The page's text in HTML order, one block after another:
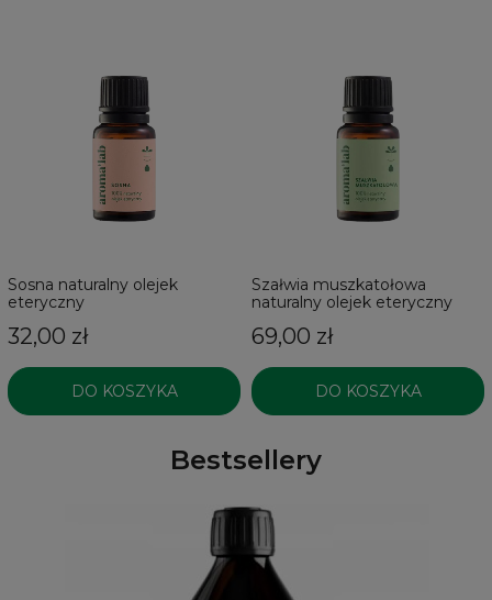
Sosna naturalny olejek
eteryczny
32,00 zł
DO KOSZYKA
Szałwia muszkatołowa
naturalny olejek eteryczny
69,00 zł
DO KOSZYKA
Bestsellery